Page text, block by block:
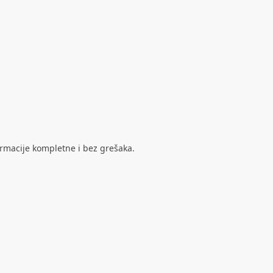
kompletne i bez grešaka.